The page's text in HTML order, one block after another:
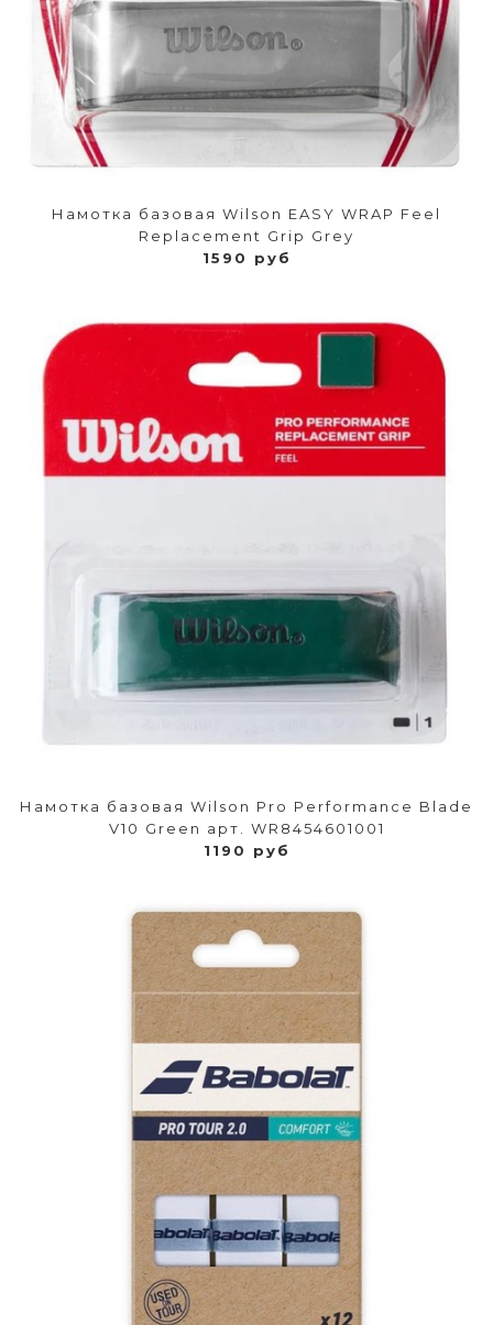
Намотка базовая Wilson EASY WRAP Feel
Replacement Grip Grey
1590 руб
Намотка базовая Wilson Pro Performance Blade
V10 Green арт. WR8454601001
1190 руб